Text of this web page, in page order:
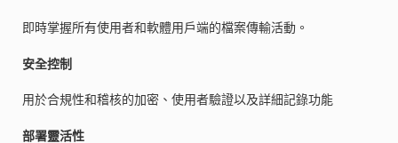
即時掌握所有使用者和軟體用戶端的檔案傳輸活動。
安全控制
用於合規性和稽核的加密、使用者驗證以及詳細記錄功能
部署靈活性